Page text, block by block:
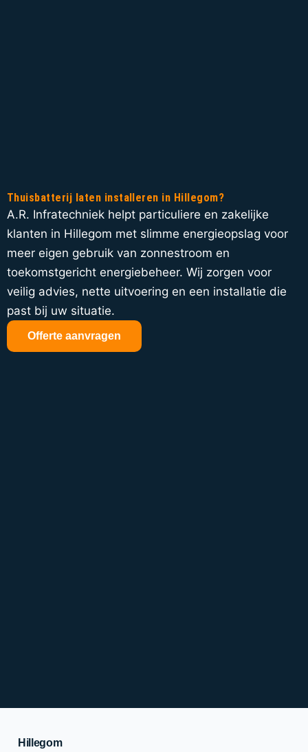
Thuisbatterij laten installeren in Hillegom?
A.R. Infratechniek helpt particuliere en zakelijke
klanten in Hillegom met slimme energieopslag voor
meer eigen gebruik van zonnestroom en
toekomstgericht energiebeheer. Wij zorgen voor
veilig advies, nette uitvoering en een installatie die
past bij uw situatie.
Offerte aanvragen
Hillegom